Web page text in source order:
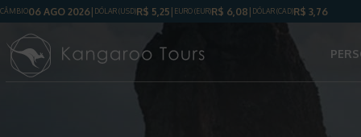
CÂMBIO06 AGO 2026 DÓLAR(USD)R$ 5,25 EURO (EUR)R$ 6,08 DÓLAR(CAD)R$ 3,76